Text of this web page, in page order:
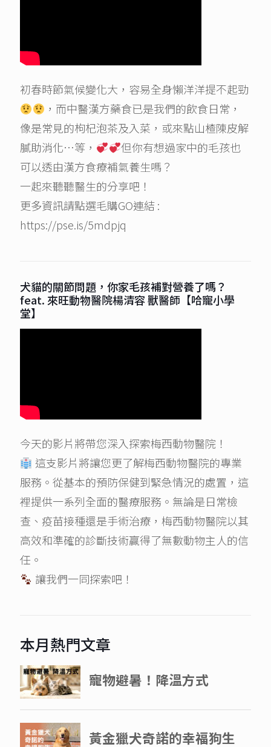
初春時節氣候變化大，容易全身懶洋洋提不起勁
，而中醫漢方藥食已是我們的飲食日常，
像是常見的枸杞泡茶及入菜，或來點山楂陳皮解
膩助消化…等，
但你有想過家中的毛孩也
可以透由漢方食療補氣養生嗎？
一起來聽聽醫生的分享吧！
更多資訊請點選毛購GO連結 :
https://pse.is/5mdpjq
犬貓的關節問題，你家毛孩補對營養了嗎？
feat. 來旺動物醫院楊清容 獸醫師【哈寵小學
堂】
今天的影片將帶您深入探索梅西動物醫院！
這支影片將讓您更了解梅西動物醫院的專業
服務。從基本的預防保健到緊急情況的處置，這
裡提供一系列全面的醫療服務。無論是日常檢
查、疫苗接種還是手術治療，梅西動物醫院以其
高效和準確的診斷技術贏得了無數動物主人的信
任。
讓我們一同探索吧！
本月熱門文章